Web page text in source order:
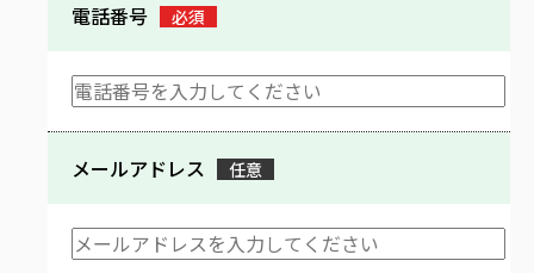
電話番号 必須
メールアドレス 任意